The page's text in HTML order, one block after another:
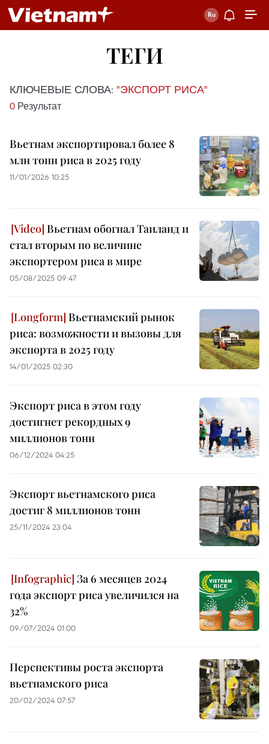
ТЕГИ
КЛЮЧЕВЫЕ СЛОВА: "ЭКСПОРТ РИСА"
0 Результат
Вьетнам экспортировал более 8
млн тонн риса в 2025 году
11/01/2026 10:25
Вьетнам обогнал Таиланд и
стал вторым по величине
экспортером риса в мире
05/08/2025 09:47
Вьетнамский рынок
риса: возможности и вызовы для
экспорта в 2025 году
14/01/2025 02:30
Экспорт риса в этом году
достигнет рекордных 9
миллионов тонн
06/12/2024 04:25
Экспорт вьетнамского риса
достиг 8 миллионов тонн
25/11/2024 23:04
За 6 месяцев 2024
года экспорт риса увеличился на
32%
09/07/2024 01:00
Перспективы роста экспорта
вьетнамского риса
20/02/2024 07:57